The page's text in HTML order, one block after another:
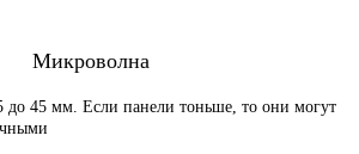
Микроволна
до 45 мм. Если панели тоньше, то они могут